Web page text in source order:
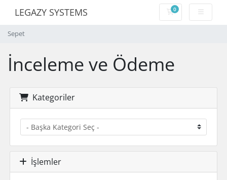
LEGAZY SYSTEMS 0Sepet
Sepet
İnceleme ve Ödeme
Kategoriler
İşlemler